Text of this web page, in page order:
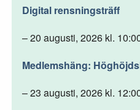
Digital rensningsträff
– 20 augusti, 2026 kl.
Medlemshäng:
– 23 augusti, 2026 kl.